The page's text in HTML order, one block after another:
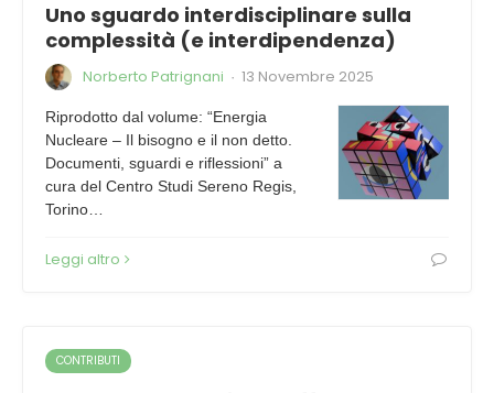
Uno sguardo interdisciplinare sulla
complessità (e interdipendenza)
Norberto Patrignani · 13 Novembre 2025
Riprodotto dal volume: “Energia
Nucleare – Il bisogno e il non detto.
Documenti, sguardi e riflessioni” a
cura del Centro Studi Sereno Regis,
Torino…
Leggi altro
CONTRIBUTI